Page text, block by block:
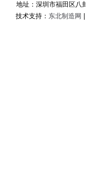
地址：深圳市福田区八
技术支持： 东北制造网